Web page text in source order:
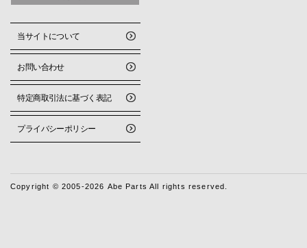
当サイトについて
お問い合わせ
特定商取引法に基づく表記
プライバシーポリシー
Copyright © 2005-2026 Abe Parts All rights reserved.